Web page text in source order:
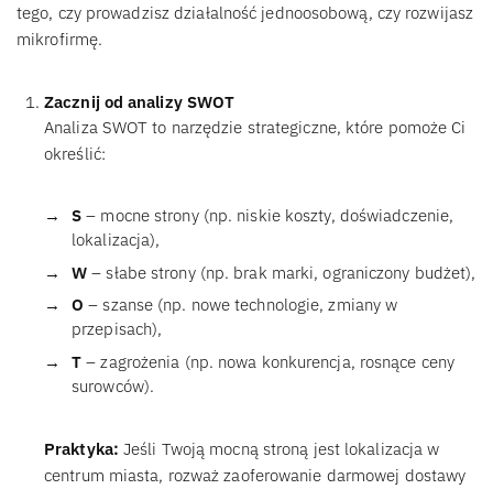
tego, czy prowadzisz działalność jednoosobową, czy rozwijasz
mikrofirmę.
Zacznij od analizy SWOT
Analiza SWOT to narzędzie strategiczne, które pomoże Ci
określić:
S – mocne strony (np. niskie koszty, doświadczenie,
lokalizacja),
W – słabe strony (np. brak marki, ograniczony budżet),
O – szanse (np. nowe technologie, zmiany w
przepisach),
T – zagrożenia (np. nowa konkurencja, rosnące ceny
surowców).
Praktyka: Jeśli Twoją mocną stroną jest lokalizacja w
centrum miasta, rozważ zaoferowanie darmowej dostawy